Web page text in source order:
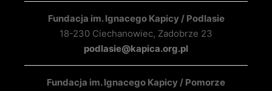
Fundacja im. Ignacego Kapicy / Podlasie
18-230 Ciechanowiec, Zadobrze 23
podlasie@kapica.org.pl
Fundacja im. Ignacego Kapicy / Pomorze